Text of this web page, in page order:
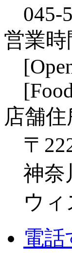
045-
営業時
店舗住
〒
神奈
ウィ
電話